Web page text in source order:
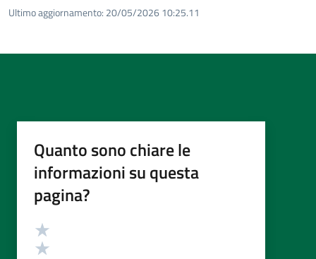
Ultimo aggiornamento: 20/05/2026 10:25.11
Quanto sono chiare le
informazioni su questa
pagina?
Valutazione